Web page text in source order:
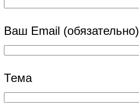
Ваш Email (обязательно)
Тема